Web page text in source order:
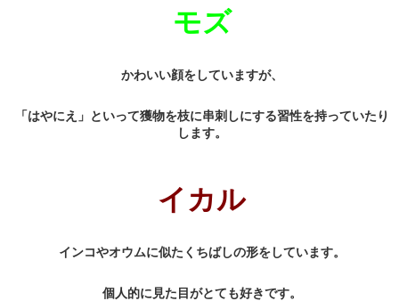
モズ
かわいい顔をしていますが、
「はやにえ」といって獲物を枝に串刺しにする習性を持っていたり
します。
イカル
インコやオウムに似たくちばしの形をしています。
個人的に見た目がとても好きです。